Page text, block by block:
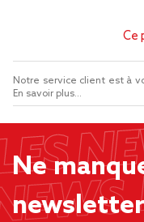
Ce
Notre service client est à
En savoir plus...
Ne